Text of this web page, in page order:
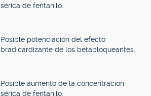
sérica de fentanilo.
Posible potenciación del efecto
bradicardizante de los betabloqueantes.
Posible aumento de la concentración
sérica de fentanilo.